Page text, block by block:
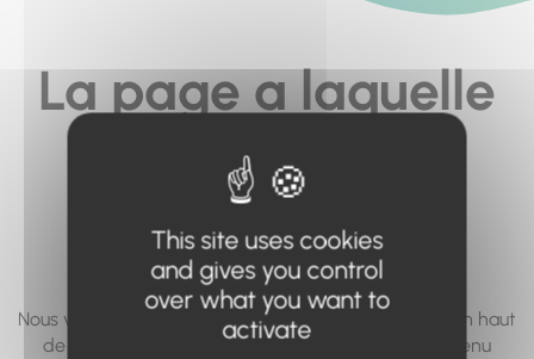
La page a laquelle
vous cherchez à
accéder n'existe
pas... ou plus.
Nous vous invitons à utiliser le moteur de recherche en haut
de page, ou à utiliser le menu pour trouver le contenu
This site uses cookies
and gives you control
over what you want to
activate